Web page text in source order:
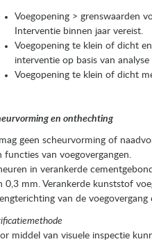
Voegopening > grenswaarden
Interventie binnen jaar vereist.
Voegopening te klein of dicht
interventie op basis van
Voegopening te klein of dicht
en onthechting
geen scheurvorming of
functies van voegovergangen.
in verankerde
0,3 mm. Verankerde kunststof
van de
middel van visuele inspectie